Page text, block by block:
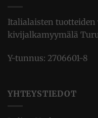
Italialaisten tuotteiden
kivijalkamyymälä
Y-tunnus: 2706601-8
YHTEYSTIEDOT